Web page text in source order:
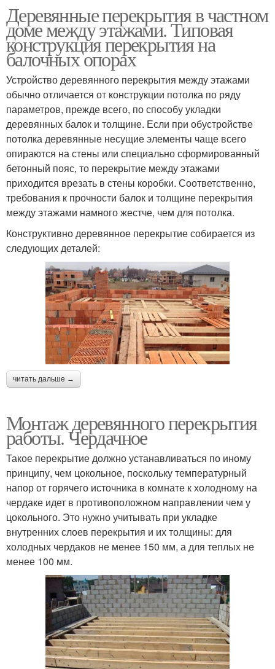
Деревянные перекрытия в частном
доме между этажами. Типовая
конструкция перекрытия на
балочных опорах
Устройство деревянного перекрытия между этажами
обычно отличается от конструкции потолка по ряду
параметров, прежде всего, по способу укладки
деревянных балок и толщине. Если при обустройстве
потолка деревянные несущие элементы чаще всего
опираются на стены или специально сформированный
бетонный пояс, то перекрытие между этажами
приходится врезать в стены коробки. Соответственно,
требования к прочности балок и толщине перекрытия
между этажами намного жестче, чем для потолка.
Конструктивно деревянное перекрытие собирается из
следующих деталей:
читать дальше →
Монтаж деревянного перекрытия
работы. Чердачное
Такое перекрытие должно устанавливаться по иному
принципу, чем цокольное, поскольку температурный
напор от горячего источника в комнате к холодному на
чердаке идет в противоположном направлении чем у
цокольного. Это нужно учитывать при укладке
внутренних слоев перекрытия и их толщины: для
холодных чердаков не менее 150 мм, а для теплых не
менее 100 мм.